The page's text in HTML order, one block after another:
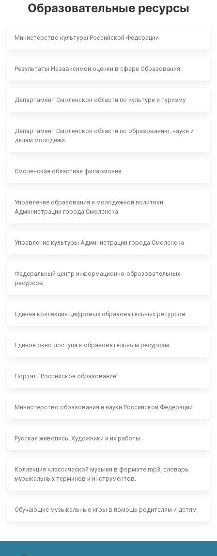
Образовательные ресурсы
Министерство культуры Российской Федерации
Результаты Независимой оценки в сфере Образования
Департамент Смоленской области по культуре и туризму
Департамент Смоленской области по образованию, науке и
делам молодежи
Смоленская областная филармония
Управление образования и молодежной политики
Администрации города Смоленска
Управление культуры Администрации города Смоленска
Федеральный центр информационно-образовательных
ресурсов.
Единая коллекция цифровых образовательных ресурсов
Единое окно доступа к образовательным ресурсам
Портал "Российское образование"
Министерство образования и науки Российской Федерации
Русская живопись. Художники и их работы.
Коллекция классической музыки в формате mp3, словарь
музыкальных терминов и инструментов.
Обучающие музыкальные игры в помощь родителям и детям